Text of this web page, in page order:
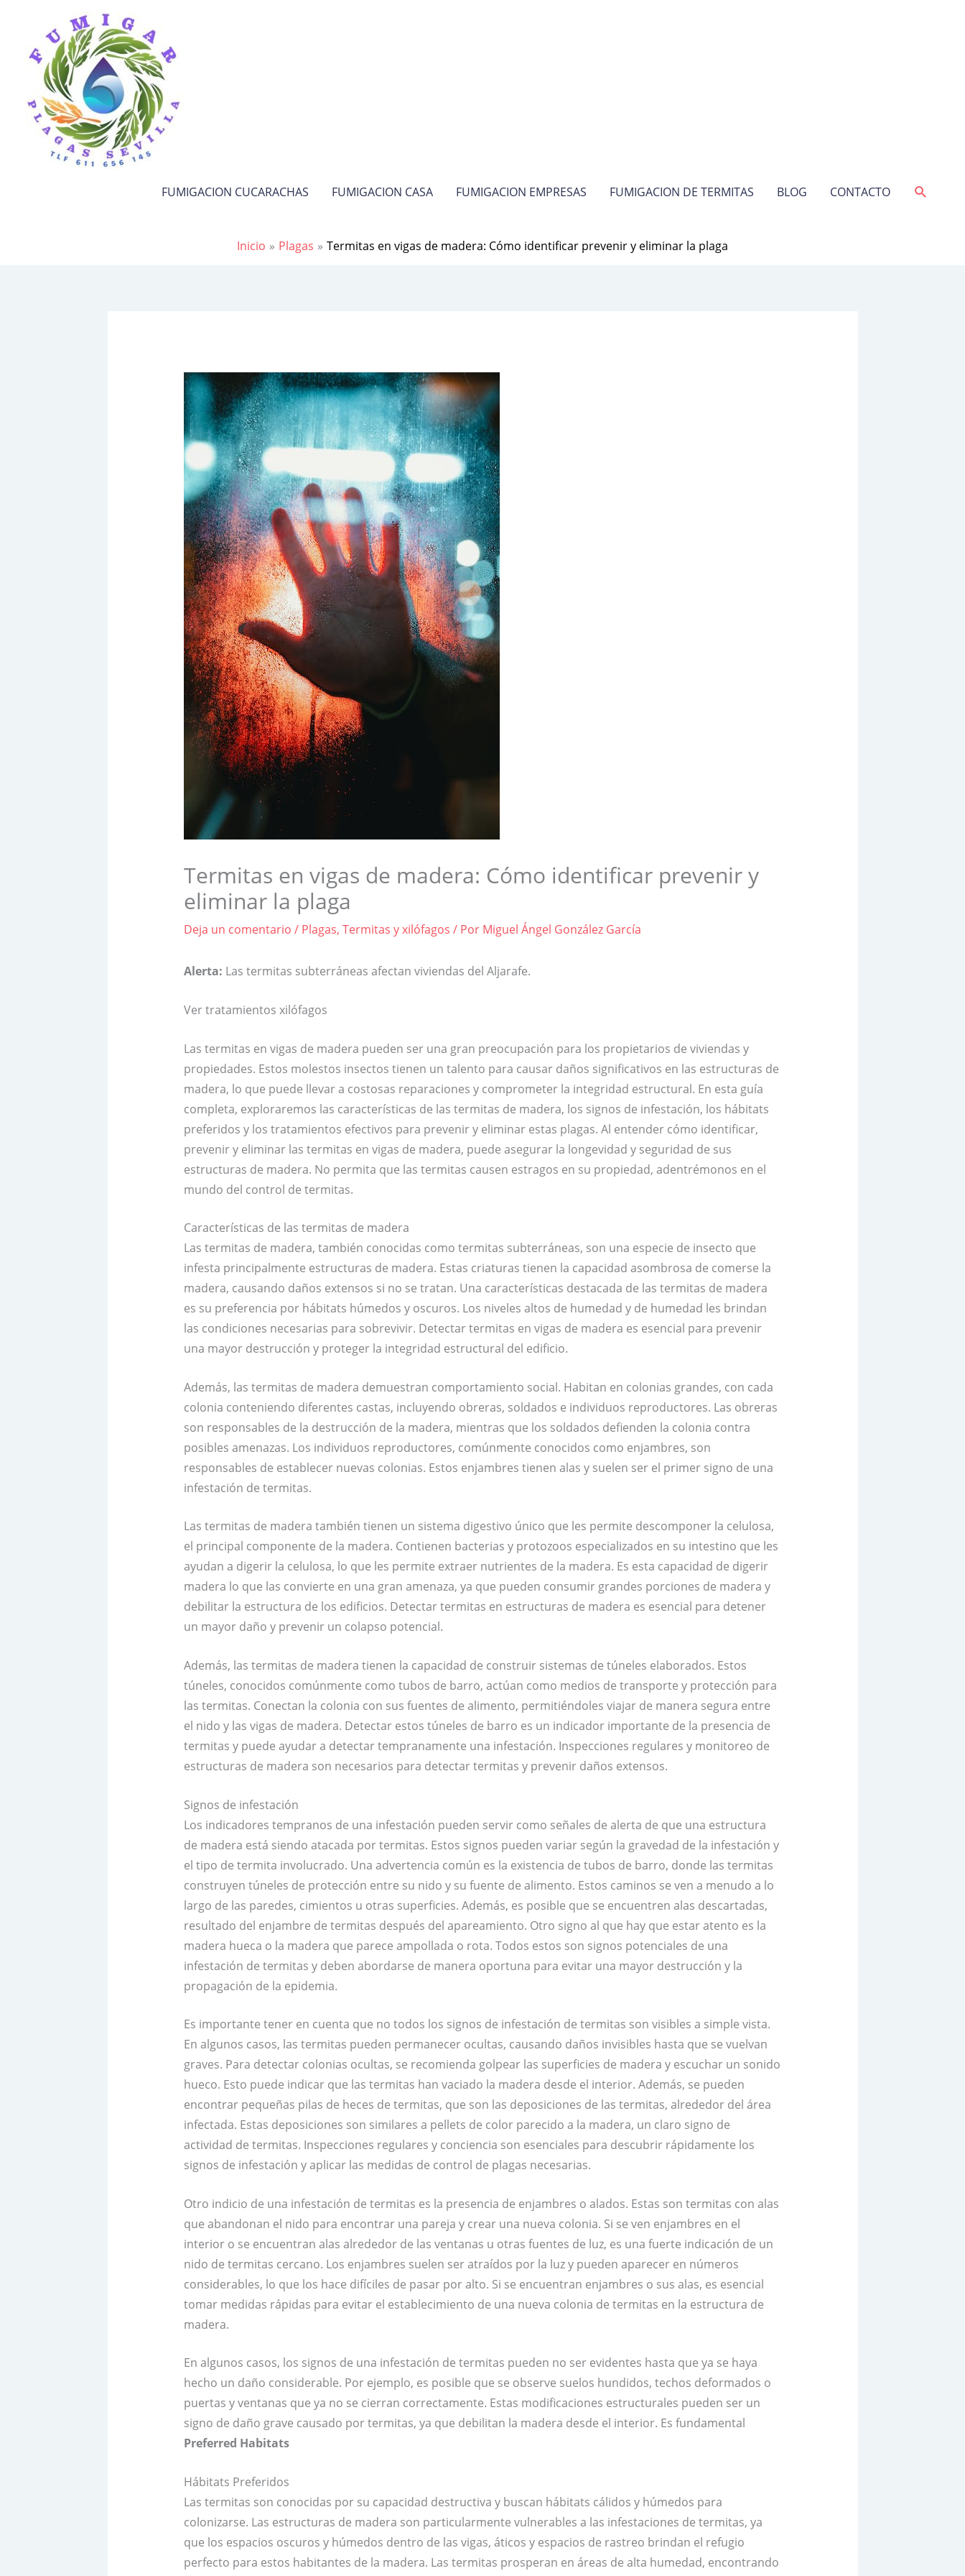
contenido
FUMIGACION CUCARACHAS FUMIGACION CASA FUMIGACION EMPRESAS FUMIGACION DE TERMITAS BLOG CONTACTO Buscar
Inicio Plagas Termitas en vigas de madera: Cómo identificar prevenir y eliminar la plaga
Termitas en vigas de madera: Cómo identificar prevenir y
eliminar la plaga
Deja un comentario / Plagas,Termitas y xilófagos / Por Miguel Ángel González García
Alerta: Las termitas subterráneas afectan viviendas del Aljarafe.
Ver tratamientos xilófagos
Las termitas en vigas de madera pueden ser una gran preocupación para los propietarios de viviendas y
propiedades. Estos molestos insectos tienen un talento para causar daños significativos en las estructuras de
madera, lo que puede llevar a costosas reparaciones y comprometer la integridad estructural. En esta guía
completa, exploraremos las características de las termitas de madera, los signos de infestación, los hábitats
preferidos y los tratamientos efectivos para prevenir y eliminar estas plagas. Al entender cómo identificar,
prevenir y eliminar las termitas en vigas de madera, puede asegurar la longevidad y seguridad de sus
estructuras de madera. No permita que las termitas causen estragos en su propiedad, adentrémonos en el
mundo del control de termitas.
Características de las termitas de madera
Las termitas de madera, también conocidas como termitas subterráneas, son una especie de insecto que
infesta principalmente estructuras de madera. Estas criaturas tienen la capacidad asombrosa de comerse la
madera, causando daños extensos si no se tratan. Una características destacada de las termitas de madera
es su preferencia por hábitats húmedos y oscuros. Los niveles altos de humedad y de humedad les brindan
las condiciones necesarias para sobrevivir. Detectar termitas en vigas de madera es esencial para prevenir
una mayor destrucción y proteger la integridad estructural del edificio.
Además, las termitas de madera demuestran comportamiento social. Habitan en colonias grandes, con cada
colonia conteniendo diferentes castas, incluyendo obreras, soldados e individuos reproductores. Las obreras
son responsables de la destrucción de la madera, mientras que los soldados defienden la colonia contra
posibles amenazas. Los individuos reproductores, comúnmente conocidos como enjambres, son
responsables de establecer nuevas colonias. Estos enjambres tienen alas y suelen ser el primer signo de una
infestación de termitas.
Las termitas de madera también tienen un sistema digestivo único que les permite descomponer la celulosa,
el principal componente de la madera. Contienen bacterias y protozoos especializados en su intestino que les
ayudan a digerir la celulosa, lo que les permite extraer nutrientes de la madera. Es esta capacidad de digerir
madera lo que las convierte en una gran amenaza, ya que pueden consumir grandes porciones de madera y
debilitar la estructura de los edificios. Detectar termitas en estructuras de madera es esencial para detener
un mayor daño y prevenir un colapso potencial.
Además, las termitas de madera tienen la capacidad de construir sistemas de túneles elaborados. Estos
túneles, conocidos comúnmente como tubos de barro, actúan como medios de transporte y protección para
las termitas. Conectan la colonia con sus fuentes de alimento, permitiéndoles viajar de manera segura entre
el nido y las vigas de madera. Detectar estos túneles de barro es un indicador importante de la presencia de
termitas y puede ayudar a detectar tempranamente una infestación. Inspecciones regulares y monitoreo de
estructuras de madera son necesarios para detectar termitas y prevenir daños extensos.
Signos de infestación
Los indicadores tempranos de una infestación pueden servir como señales de alerta de que una estructura
de madera está siendo atacada por termitas. Estos signos pueden variar según la gravedad de la infestación y
el tipo de termita involucrado. Una advertencia común es la existencia de tubos de barro, donde las termitas
construyen túneles de protección entre su nido y su fuente de alimento. Estos caminos se ven a menudo a lo
largo de las paredes, cimientos u otras superficies. Además, es posible que se encuentren alas descartadas,
resultado del enjambre de termitas después del apareamiento. Otro signo al que hay que estar atento es la
madera hueca o la madera que parece ampollada o rota. Todos estos son signos potenciales de una
infestación de termitas y deben abordarse de manera oportuna para evitar una mayor destrucción y la
propagación de la epidemia.
Es importante tener en cuenta que no todos los signos de infestación de termitas son visibles a simple vista.
En algunos casos, las termitas pueden permanecer ocultas, causando daños invisibles hasta que se vuelvan
graves. Para detectar colonias ocultas, se recomienda golpear las superficies de madera y escuchar un sonido
hueco. Esto puede indicar que las termitas han vaciado la madera desde el interior. Además, se pueden
encontrar pequeñas pilas de heces de termitas, que son las deposiciones de las termitas, alrededor del área
infectada. Estas deposiciones son similares a pellets de color parecido a la madera, un claro signo de
actividad de termitas. Inspecciones regulares y conciencia son esenciales para descubrir rápidamente los
signos de infestación y aplicar las medidas de control de plagas necesarias.
Otro indicio de una infestación de termitas es la presencia de enjambres o alados. Estas son termitas con alas
que abandonan el nido para encontrar una pareja y crear una nueva colonia. Si se ven enjambres en el
interior o se encuentran alas alrededor de las ventanas u otras fuentes de luz, es una fuerte indicación de un
nido de termitas cercano. Los enjambres suelen ser atraídos por la luz y pueden aparecer en números
considerables, lo que los hace difíciles de pasar por alto. Si se encuentran enjambres o sus alas, es esencial
tomar medidas rápidas para evitar el establecimiento de una nueva colonia de termitas en la estructura de
madera.
En algunos casos, los signos de una infestación de termitas pueden no ser evidentes hasta que ya se haya
hecho un daño considerable. Por ejemplo, es posible que se observe suelos hundidos, techos deformados o
puertas y ventanas que ya no se cierran correctamente. Estas modificaciones estructurales pueden ser un
signo de daño grave causado por termitas, ya que debilitan la madera desde el interior. Es fundamental
Preferred Habitats
Hábitats Preferidos
Las termitas son conocidas por su capacidad destructiva y buscan hábitats cálidos y húmedos para
colonizarse. Las estructuras de madera son particularmente vulnerables a las infestaciones de termitas, ya
que los espacios oscuros y húmedos dentro de las vigas, áticos y espacios de rastreo brindan el refugio
perfecto para estos habitantes de la madera. Las termitas prosperan en áreas de alta humedad, encontrando